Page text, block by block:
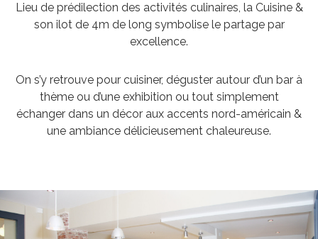
Lieu de prédilection des activités culinaires, la Cuisine &
son ilot de 4m de long symbolise le partage par
excellence.
On s’y retrouve pour cuisiner, déguster autour d’un bar à
thème ou d’une exhibition ou tout simplement
échanger dans un décor aux accents nord-américain &
une ambiance délicieusement chaleureuse.